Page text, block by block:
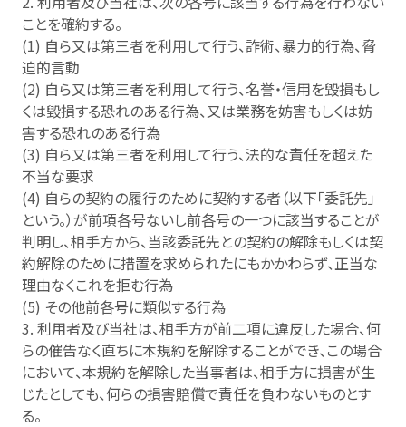
ことを確約する。
(1) 自ら又は第三者を利用して行う、詐術、暴力的行為、脅
迫的言動
(2) 自ら又は第三者を利用して行う、名誉・信用を毀損もし
くは毀損する恐れのある行為、又は業務を妨害もしくは妨
害する恐れのある行為
(3) 自ら又は第三者を利用して行う、法的な責任を超えた
不当な要求
(4) 自らの契約の履行のために契約する者（以下「委託先」
という。）が前項各号ないし前各号の一つに該当することが
判明し、相手方から、当該委託先との契約の解除もしくは契
約解除のために措置を求められたにもかかわらず、正当な
理由なくこれを拒む行為
(5) その他前各号に類似する行為
3. 利用者及び当社は、相手方が前二項に違反した場合、何
らの催告なく直ちに本規約を解除することができ、この場合
において、本規約を解除した当事者は、相手方に損害が生
じたとしても、何らの損害賠償で責任を負わないものとす
る。